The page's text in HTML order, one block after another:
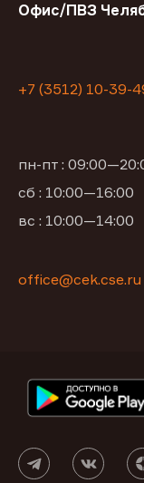
Офис/ПВЗ
+7 (3512) 10-39-
пн-пт :
сб : 10:00—16:00
вс : 10:00—14:00
office@cek.cse.ru